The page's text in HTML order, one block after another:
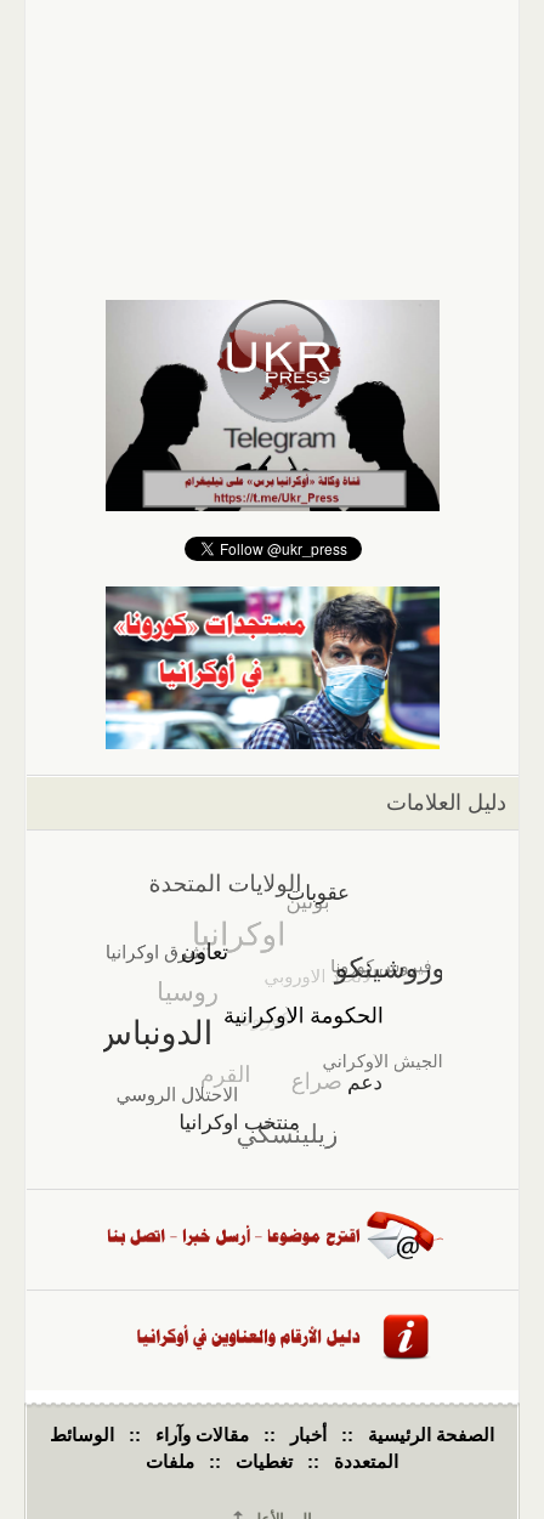
دليل العلامات
الصفحة الرئيسية :: أخبار :: مقالات وآراء ::
الوسائط
المتعددة
:: تغطيات :: ملفات